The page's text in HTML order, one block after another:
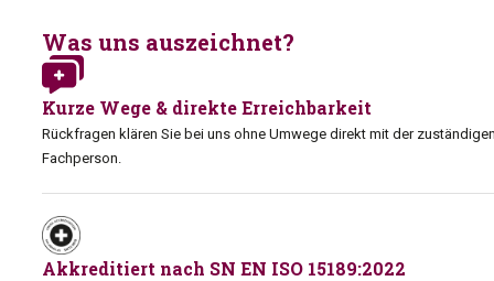
Was uns auszeichnet?
Kurze Wege & direkte Erreichbarkeit
Rückfragen klären Sie bei uns ohne Umwege direkt mit der
Fachperson.
Akkreditiert nach SN EN ISO 15189:2022